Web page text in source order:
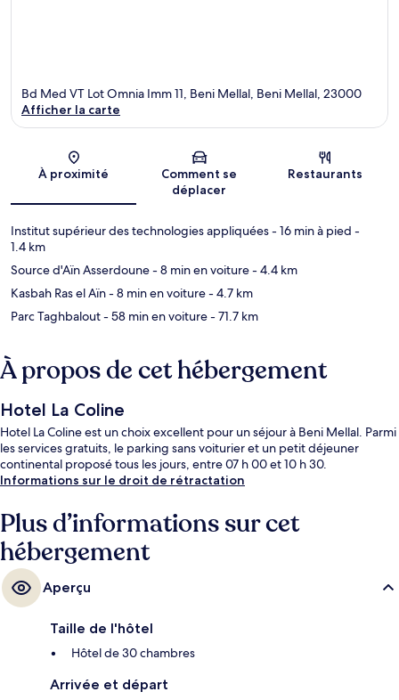
Carte
Bd Med VT Lot Omnia Imm 11, Beni Mellal, Beni Mellal, 23000
Afficher la carte
À proximité
Comment se
déplacer
Restaurants
Institut supérieur des technologies appliquées- 16 min à pied -
1.4 km
Source d'Aïn Asserdoune- 8 min en voiture- 4.4 km
Kasbah Ras el Aïn- 8 min en voiture- 4.7 km
Parc Taghbalout- 58 min en voiture- 71.7 km
À propos de cet hébergement
Hotel La Coline
Hotel La Coline est un choix excellent pour un séjour à Beni Mellal. Parmi
les services gratuits, le parking sans voiturier et un petit déjeuner
continental proposé tous les jours, entre 07 h 00 et 10 h 30.
Informations sur le droit de rétractation
Plus d’informations sur cet
hébergement
Aperçu
Taille de l'hôtel
Hôtel de 30 chambres
Arrivée et départ